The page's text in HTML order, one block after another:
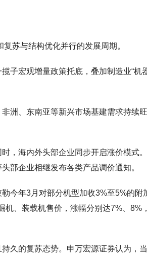
苏与结构优化并行的发展周期。
子宏观增量政策托底，叠加制造业“机
洲、东南亚等新兴市场基建需求持续
，海内外头部企业同步开启涨价模式
部企业相继发布各类产品调价通知。
今年3月对部分机型加收3%至5%的
机、装载机售价，涨幅分别达7%、8%
久的复苏态势。申万宏源证券认为，